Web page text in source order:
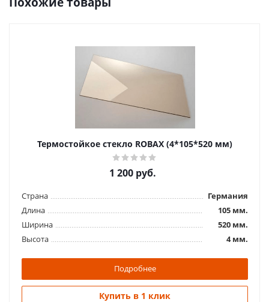
Термостойкое стекло ROBAX (4*105*520 мм)
1 200 руб.
Страна
Германия
Длина
105 мм.
Ширина
520 мм.
Высота
4 мм.
Подробнее
Купить в 1 клик